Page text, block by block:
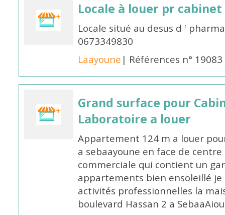
Locale à louer pr
Locale situé au desus d '
0673349830
Laayoune | Références n° 19083
Grand surface pour
Laboratoire a louer
Appartement 124 m a louer
a sebaayoune en face de
commerciale qui contient un
appartements bien ensoleillé
activités professionnelles la
boulevard Hassan 2 a